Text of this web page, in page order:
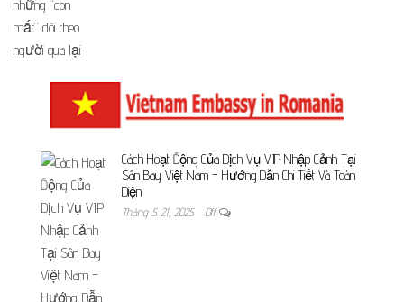
Cách Hoạt Động Của Dịch Vụ VIP Nhập Cảnh Tại
Sân Bay Việt Nam – Hướng Dẫn Chi Tiết Và Toàn
Diện
Tháng 5 21, 2025 Off